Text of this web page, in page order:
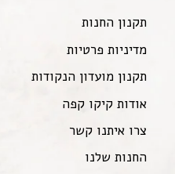
תקנון החנות
מדיניות פרטיות
תקנון מועדון הנקודות
אודות קיקו קפה
צרו איתנו קשר
החנות שלנו